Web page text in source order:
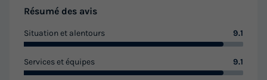
MOBILHOME 6 personnes - PREMIUM 3
CHAMBRES
Récent
Résumé des avis
Situation et alentours 9.1
Services et équipes 9.1